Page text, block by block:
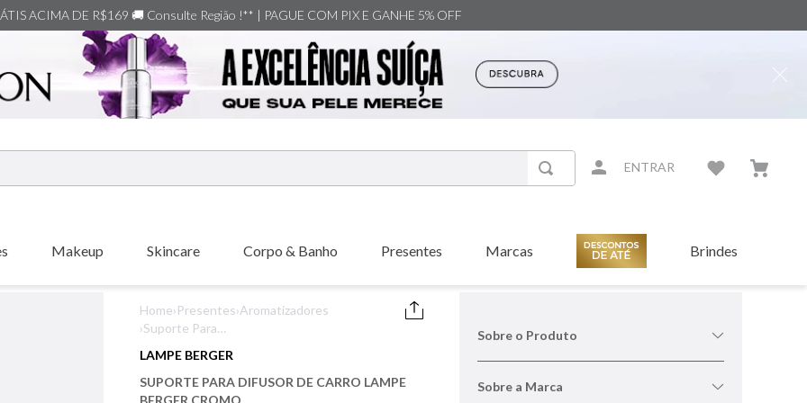
ACIMA DE R$169 🚚 Consulte Região !** | PAGUE COM PIX E GANHE 5% OFF
ENTRAR
Makeup Skincare Corpo & Banho Presentes Marcas Brindes
Home›Presentes›Aromatizadores
›Suporte Para
Lampe Berger
Cromo
LAMPE BERGER
SUPORTE PARA DIFUSOR DE CARRO LAMPE
BERGER CROMO
Sobre o Produto
Sobre a Marca